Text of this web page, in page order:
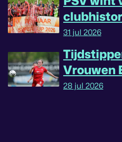
31 jul 2026
Vrouwen
28 jul 2026